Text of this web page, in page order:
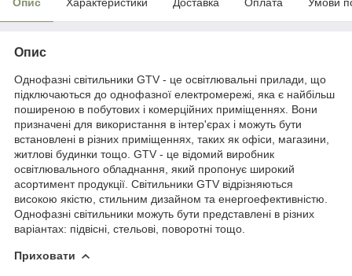
Опис
Однофазні світильники GTV - це освітлювальні прилади, що
підключаються до однофазної електромережі, яка є найбільш
поширеною в побутових і комерційних приміщеннях. Вони
призначені для використання в інтер'єрах і можуть бути
встановлені в різних приміщеннях, таких як офіси, магазини,
житлові будинки тощо. GTV - це відомий виробник
освітлювального обладнання, який пропонує широкий
асортимент продукції. Світильники GTV відрізняються
високою якістю, стильним дизайном та енергоефективністю.
Однофазні світильники можуть бути представлені в різних
варіантах: підвісні, стельові, поворотні тощо.
Приховати